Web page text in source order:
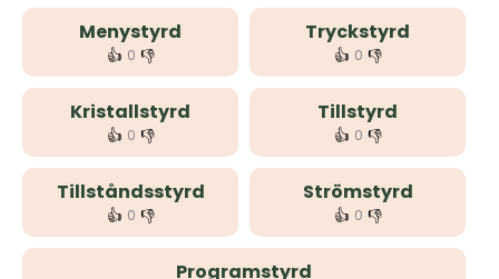
Menystyrd
👍 0 👎
Tryckstyrd
👍 0 👎
Kristallstyrd
👍 0 👎
Tillstyrd
👍 0 👎
Tillståndsstyrd
👍 0 👎
Strömstyrd
👍 0 👎
Programstyrd